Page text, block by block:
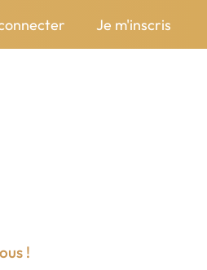
Je m'inscris
!